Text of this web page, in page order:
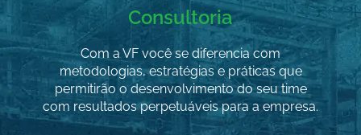
Consultoria
Com a VF você se diferencia com
metodologias, estratégias e práticas que
permitirão o desenvolvimento do seu time
com resultados perpetuáveis para a empresa.